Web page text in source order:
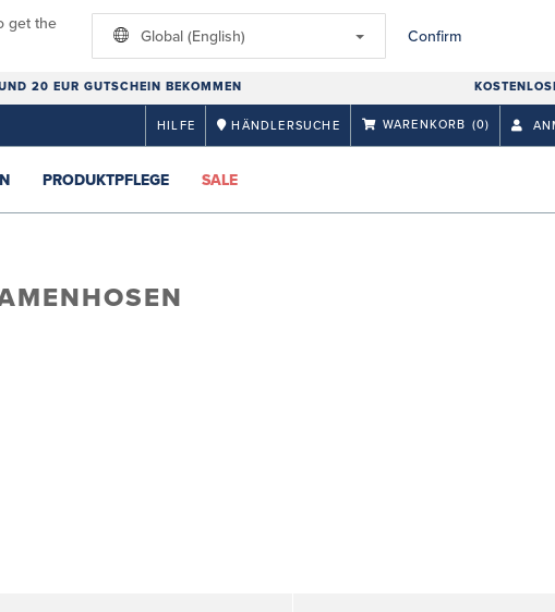
get the
Global (English) Confirm
20 EUR GUTSCHEIN BEKOMMEN
HILFE HÄNDLERSUCHE WARENKORB (0)
PRODUKTPFLEGE SALE